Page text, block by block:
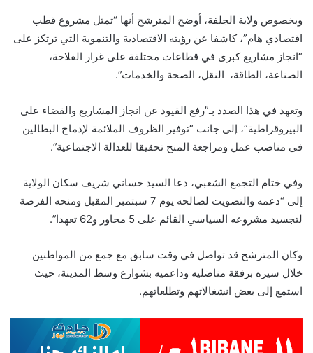
وبخصوص ولاية الجلفة، أوضح المترشح أنها “تمثل مشروع قطب
اقتصادي هام”، كاشفا عن رؤيته الاقتصادية والتنموية التي ترتكز على
“انجاز مشاريع كبرى في قطاعات مختلفة على غرار الفلاحة،
الصناعة، الطاقة، النقل، الصحة والخدمات”.
وتعهد في هذا الصدد بـ”رفع القيود عن انجاز المشاريع والقضاء على
البيروقراطية”، إلى جانب “توفير الظروف الملائمة لإدماج البطالين
في مناصب عمل ومراجعة المنح تحقيقا للعدالة الاجتماعية”.
وفي ختام التجمع الشعبي، دعا السيد حساني شريف سكان الولاية
إلى “دعمه والتصويت لصالحه يوم 7 سبتمبر المقبل ومنحه الفرصة
لتجسيد مشروعه السياسي القائم على 5 محاور و62 تعهدا”.
وكان المترشح قد تواصل في وقت سابق مع جمع من المواطنين
خلال سيره برفقة مناضليه وداعميه بشوارع وسط المدينة، حيث
استمع إلى بعض انشغالاتهم وتطلعاتهم.